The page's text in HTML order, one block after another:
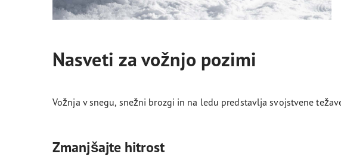
Nasveti za vožnjo pozimi
Vožnja v snegu, snežni brozgi in na ledu predstavlja svojstvene
Zmanjšajte hitrost